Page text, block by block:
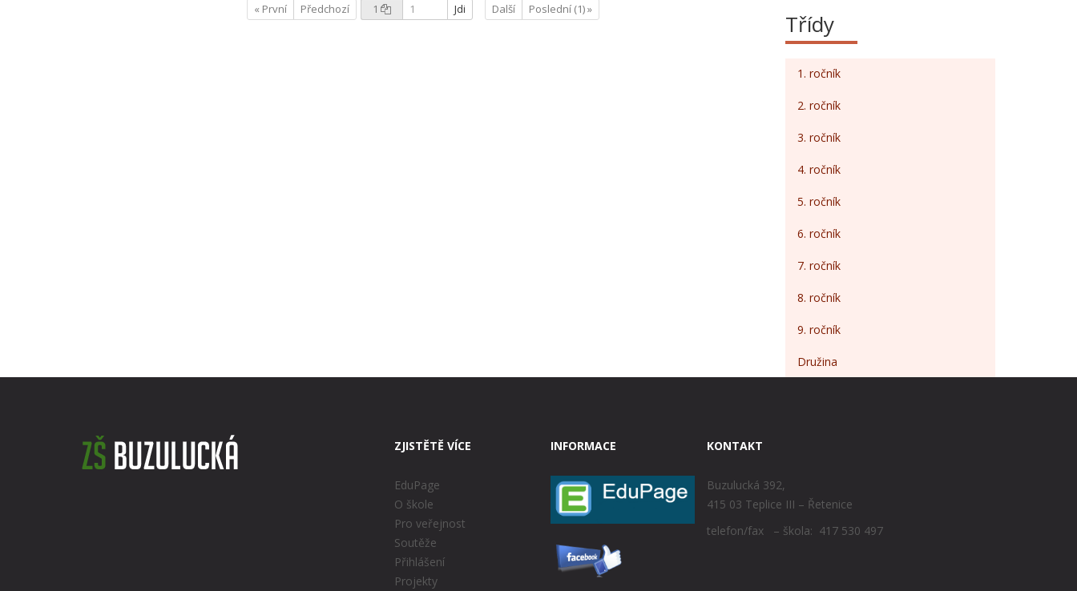
« První Předchozí 1 Jdi Další Poslední (1) »
Třídy
1. ročník
2. ročník
3. ročník
4. ročník
5. ročník
6. ročník
7. ročník
8. ročník
9. ročník
Družina
ZJISTĚTĚ VÍCE
EduPage
O škole
Pro veřejnost
Soutěže
Přihlášení
Projekty
INFORMACE KONTAKT
Buzulucká 392,
415 03 Teplice III – Řetenice
telefon/fax – škola: 417 530 497